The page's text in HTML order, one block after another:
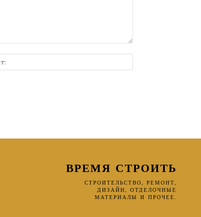
Сайт:
ВРЕМЯ СТРОИТЬ
СТРОИТЕЛЬСТВО, РЕМОНТ,
ДИЗАЙН, ОТДЕЛОЧНЫЕ
МАТЕРИАЛЫ И ПРОЧЕЕ.